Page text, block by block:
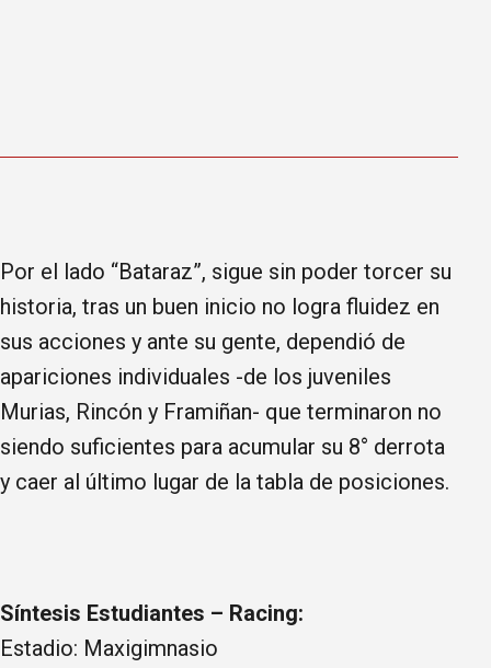
Por el lado “Bataraz”, sigue sin poder torcer su
historia, tras un buen inicio no logra fluidez en
sus acciones y ante su gente, dependió de
apariciones individuales -de los juveniles
Murias, Rincón y Framiñan- que terminaron no
siendo suficientes para acumular su 8° derrota
y caer al último lugar de la tabla de posiciones.
Síntesis Estudiantes – Racing:
Estadio: Maxigimnasio